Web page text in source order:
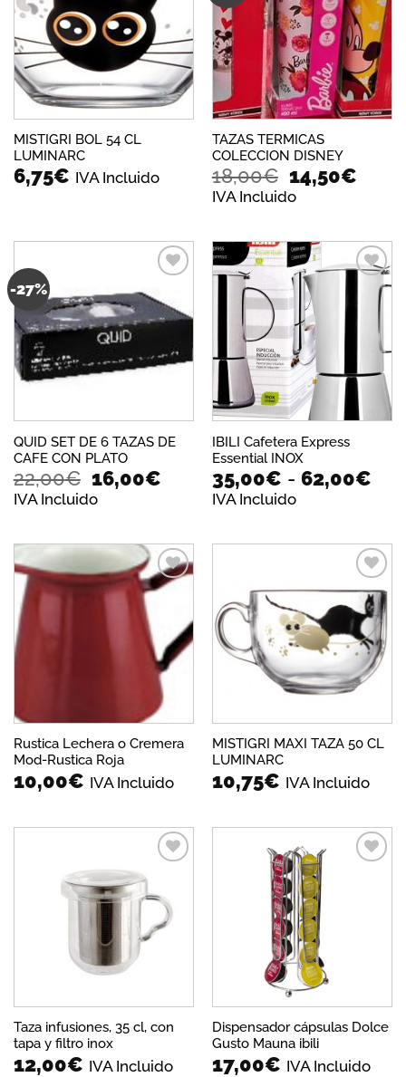
lista de
deseos
MISTIGRI BOL 54 CL
LUMINARC
6,75€ IVA Incluido
lista de
deseos
TAZAS TERMICAS
COLECCION DISNEY
18,00€ El
precio
18,00€.
14,50€
IVA Incluido
-27%
a la
lista de
QUID SET DE 6 TAZAS DE
CAFE CON PLATO
22,00€ El
precio
22,00€.
16,00€
precio
16,00€.
IVA Incluido
Añadir
lista de
deseos
IBILI Cafetera Express
Essential INOX
35,00€ - 62,00€
IVA Incluido
Añadir
lista de
deseos
Rustica Lechera o Cremera
Mod-Rustica Roja
10,00€ IVA Incluido
Añadir
a la
lista de
deseos
MISTIGRI MAXI TAZA 50 CL
LUMINARC
10,75€ IVA Incluido
lista de
deseos
Taza infusiones, 35 cl, con
tapa y filtro inox
12,00€ IVA Incluido
Dispensador cápsulas Dolce
Gusto Mauna ibili
17,00€ IVA Incluido